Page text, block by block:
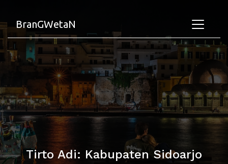
BranGWetaN
Tirto Adi: Kabupaten Sidoarjo